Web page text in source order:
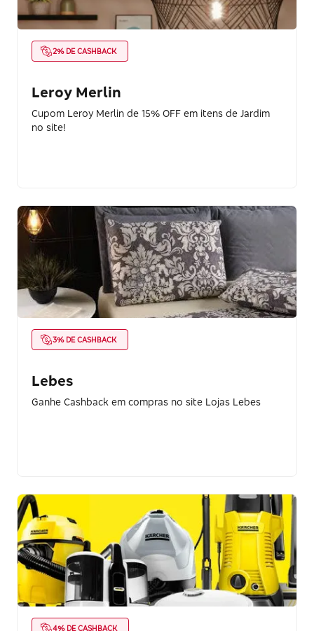
2% DE CASHBACK
Leroy Merlin
Cupom Leroy Merlin de 15% OFF em itens de Jardim
no site!
3% DE CASHBACK
Lebes
Ganhe Cashback em compras no site Lojas Lebes
4% DE CASHBACK